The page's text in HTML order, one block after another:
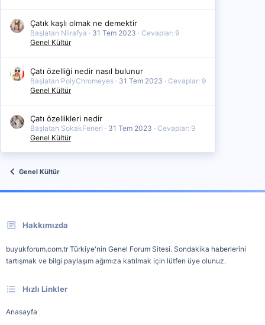
Çatık kaşlı olmak ne demektir
Başlatan Nilrafya 31 Tem 2023
Cevaplar: 9
Genel Kültür
Çatı özelliği nedir nasıl bulunur
Başlatan PolyChromeyes 31 Tem 2023
Cevaplar: 9
Genel Kültür
Çatı özellikleri nedir
Başlatan SokakFeneri 31 Tem 2023
Cevaplar: 9
Genel Kültür
Genel Kültür
Hakkımızda
buyukforum.com.tr Türkiye'nin Genel Forum Sitesi. Sondakika haberlerini
tartışmak ve bilgi paylaşım ağımıza katılmak için lütfen üye olunuz.
Hızlı Linkler
Anasayfa